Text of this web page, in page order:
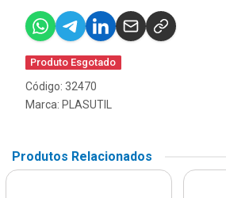
Produto Esgotado
Código: 32470
Marca: PLASUTIL
Produtos Relacionados